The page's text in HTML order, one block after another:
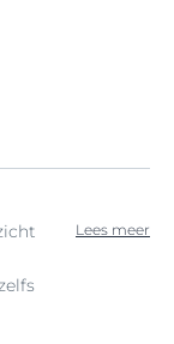
Lees meer